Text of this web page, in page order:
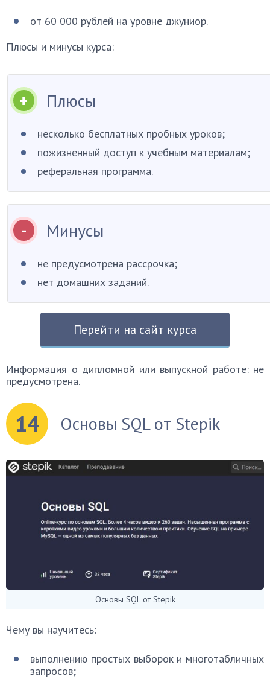
от 60 000 рублей на уровне джуниор.
Плюсы и минусы курса:
Плюсы
несколько бесплатных пробных уроков;
пожизненный доступ к учебным материалам;
реферальная программа.
Минусы
не предусмотрена рассрочка;
нет домашних заданий.
Перейти на сайт курса
Информация о дипломной или выпускной работе: не
предусмотрена.
14 Основы SQL от Stepik
Основы SQL от Stepik
Чему вы научитесь:
выполнению простых выборок и многотабличных
запросов;